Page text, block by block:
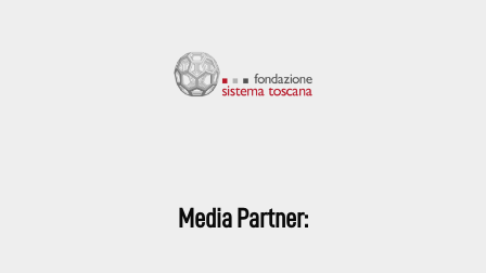
Media Partner: